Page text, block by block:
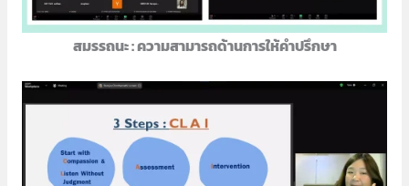
สมรรถนะ : ความสามารถด้านการให้คำปรึกษา